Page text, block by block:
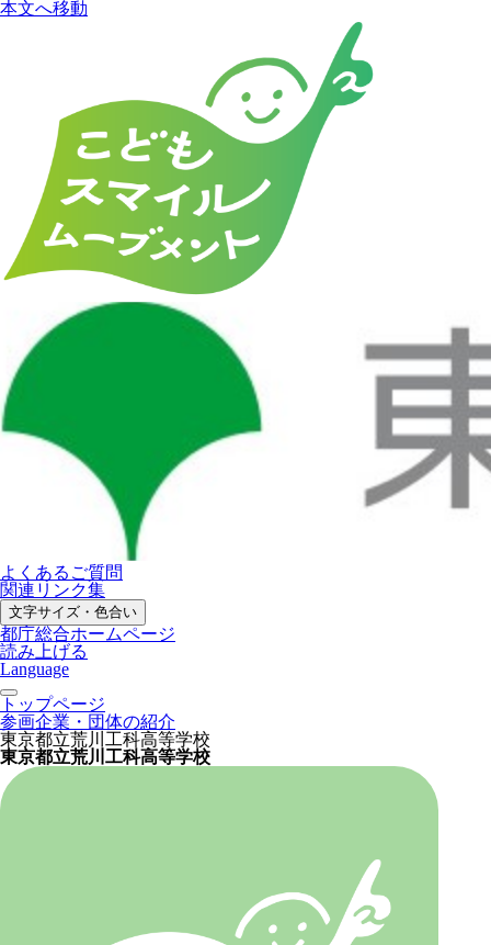
本文へ移動
よくあるご質問
関連リンク集
文字サイズ・色合い
都庁総合ホームページ
読み上げる
Language
トップページ
参画企業・団体の紹介
東京都立荒川工科高等学校
東京都立荒川工科高等学校